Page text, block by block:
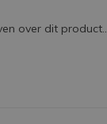
over dit product..